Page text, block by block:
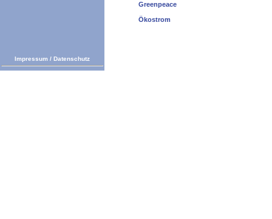
Greenpeace
Ökostrom
Impressum / Datenschutz